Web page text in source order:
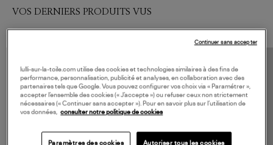
VOS DERNIERS PRODUITS VUS
lulli-sur-la-toile.com utilise des cookies et technologies similaires à des fins de
performance, personnalisation, publicité et analyses, en collaboration avec des
partenaires tels que Google. Vous pouvez configurer vos choix via « Paramétrer »,
accepter l’ensemble des cookies (« J’accepte ») ou refuser ceux non strictement
nécessaires (« Continuer sans accepter »). Pour en savoir plus sur l’utilisation de
vos données, consulter notre politique de cookies
Paramètres des cookies Autoriser tous les cookies
Continuer sans accepter